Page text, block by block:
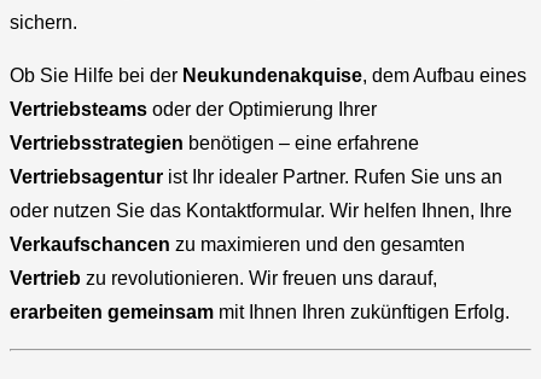
sichern.
Ob Sie Hilfe bei der Neukundenakquise, dem Aufbau eines
Vertriebsteams oder der Optimierung Ihrer
Vertriebsstrategien benötigen – eine erfahrene
Vertriebsagentur ist Ihr idealer Partner. Rufen Sie uns an
oder nutzen Sie das Kontaktformular. Wir helfen Ihnen, Ihre
Verkaufschancen zu maximieren und den gesamten
Vertrieb zu revolutionieren. Wir freuen uns darauf,
erarbeiten gemeinsam mit Ihnen Ihren zukünftigen Erfolg.